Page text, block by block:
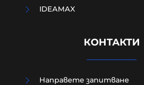
IDEAMAX
КОНТАКТИ
Направете запитване